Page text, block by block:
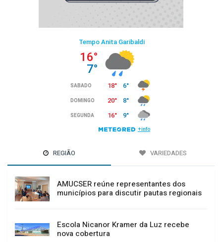
REGIÃO VARIEDADES
AMUCSER reúne representantes dos
municípios para discutir pautas regionais
Escola Nicanor Kramer da Luz recebe
nova cobertura